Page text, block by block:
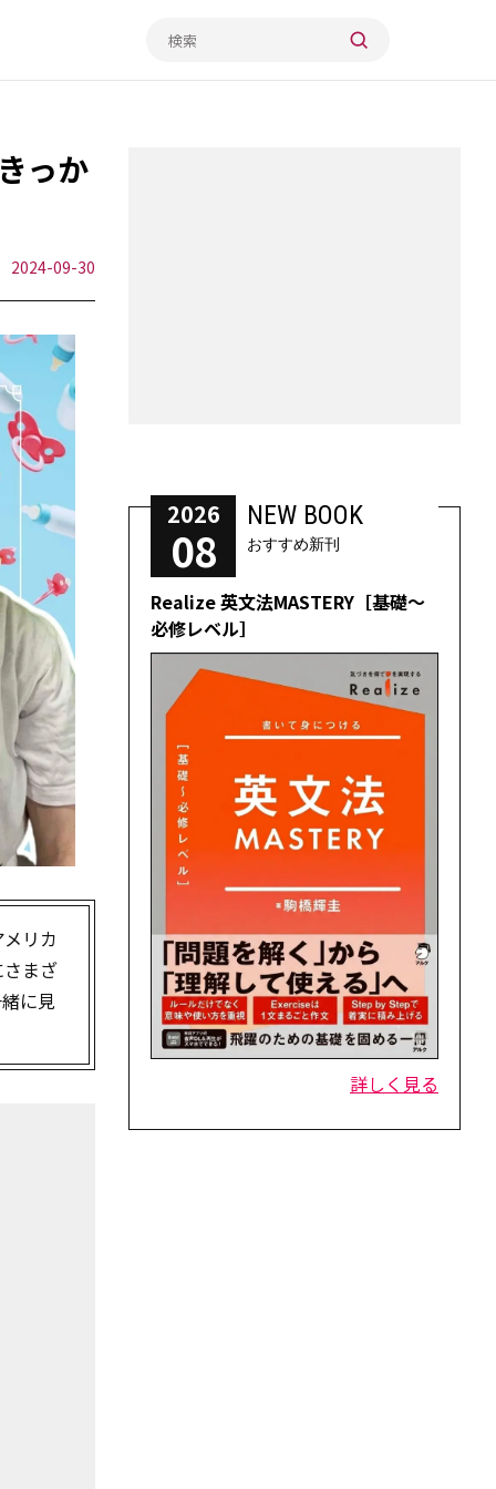
っか
2024-09-30
リカ
まざ
に見
2026
08
NEW BOOK
おすすめ新刊
Realize 英文法MASTERY［基礎～
必修レベル］
詳しく見る